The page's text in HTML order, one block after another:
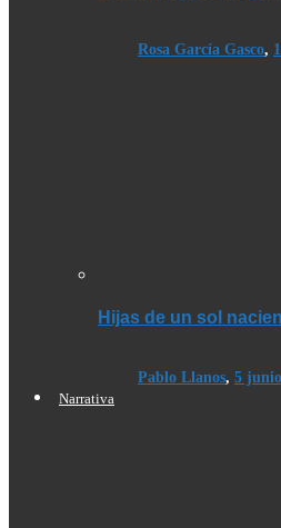
Rosa García Gasco,
Hijas de un sol
Pablo Llanos, 5
Narrativa